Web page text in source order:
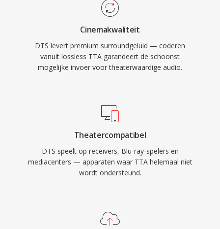
auto-infotainmentsystemen, samen met
robuuste foutmaskering die kleine schijf- of
streamglitches verbergt. Voor iedereen die
werkt met surroundgeluidscontent bestemd
voor fysieke media of high-end streaming,
biedt DTS één bewezen route van studiomix
Cinemakwaliteit
DTS levert premium surroundgeluid — coderen
vanuit lossless TTA garandeert de schoonst
mogelijke invoer voor theaterwaardige audio.
Theatercompatibel
DTS speelt op receivers, Blu-ray-spelers en
mediacenters — apparaten waar TTA helemaal niet
wordt ondersteund.